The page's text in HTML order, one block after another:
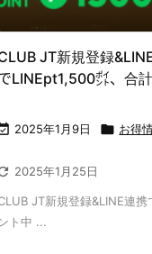
JT新規登録
LINEpt1,500㌽、合
2025年1月9日  お得
2025年1月25日
JT新規登録&LINE連
ント中 ...